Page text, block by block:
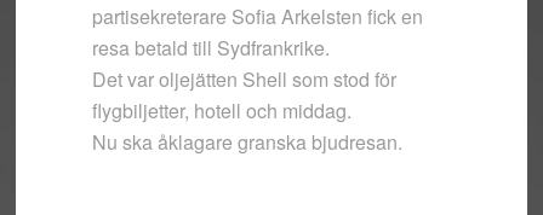
partisekreterare Sofia Arkelsten fick en
resa betald till Sydfrankrike.
Det var oljejätten Shell som stod för
flygbiljetter, hotell och middag.
Nu ska åklagare granska bjudresan.